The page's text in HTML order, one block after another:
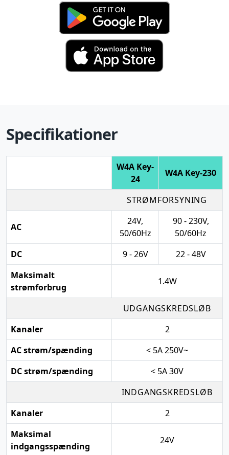
Specifikationer
W4A Key-
24
W4A Key-230
STRØMFORSYNING
AC
24V,
50/60Hz
90 - 230V,
50/60Hz
DC
9 - 26V
22 - 48V
Maksimalt
strømforbrug
1.4W
UDGANGSKREDSLØB
Kanaler
2
AC strøm/spænding
< 5A 250V~
DC strøm/spænding
< 5A 30V
INDGANGSKREDSLØB
Kanaler
2
Maksimal
indgangsspænding
24V